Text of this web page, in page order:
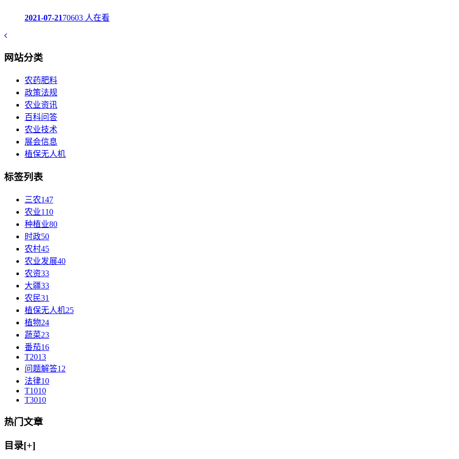
2021-07-2170603 人在看
网站分类
农药肥料
政策法规
农业资讯
百科问答
农业技术
展会信息
植保无人机
标签列表
三农147
农业110
种植业80
时政50
农村45
农业发展40
农资33
大疆33
农民31
植保无人机25
植物24
蔬菜23
番茄16
T2013
问题解答12
法律10
T1010
T3010
热门文章
目录[+]